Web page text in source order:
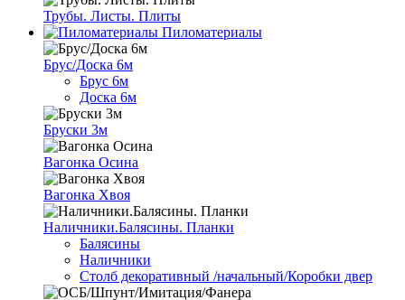
Трубы. Листы. Плиты
Пиломатериалы
Брус/Доска 6м
Брус 6м
Доска 6м
Бруски 3м
Вагонка Осина
Вагонка Хвоя
Наличники.Балясины. Планки
Балясины
Наличники
Столб декоративный /начальный/Коробки двер